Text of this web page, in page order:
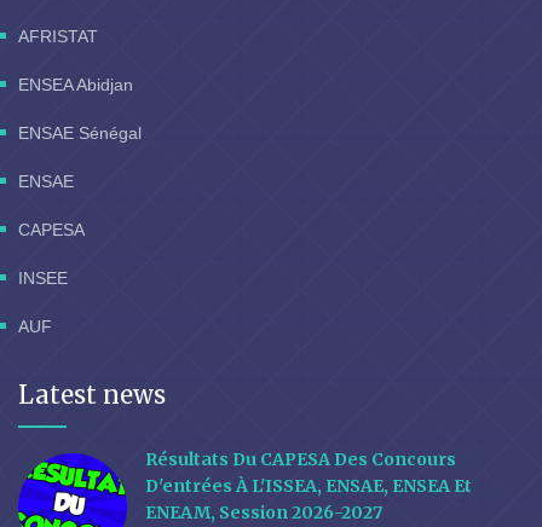
AFRISTAT
ENSEA Abidjan
ENSAE Sénégal
ENSAE
CAPESA
INSEE
AUF
Latest news
Résultats Du CAPESA Des Concours
D'entrées À L'ISSEA, ENSAE, ENSEA Et
ENEAM, Session 2026-2027